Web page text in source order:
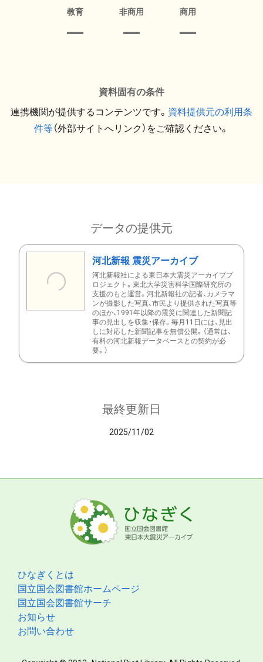
教育 非商用 商用
資料固有の条件
連携機関が提供するコンテンツです。 資料提供元の利用条
件等（外部サイトへリンク）をご確認ください。
データの提供元
河北新報 震災アーカイブ
河北新報社による東日本大震災アーカイブプ
ロジェクト。東北大学災害科学国際研究所の
支援のもと運営。河北新報社の記者、カメラマ
ンが撮影した写真、市民より提供された写真等
のほか、1991年以降の震災に関連した新聞記
事の見出しを収集・保存。毎月11日には、見出
しに対応した新聞記事を無償公開。（通常は、
有料の河北新報データベースとの契約が必
要。）
最終更新日
2025/11/02
ひなぎくとは
国立国会図書館ホームページ
国立国会図書館サーチ
お知らせ
お問い合わせ